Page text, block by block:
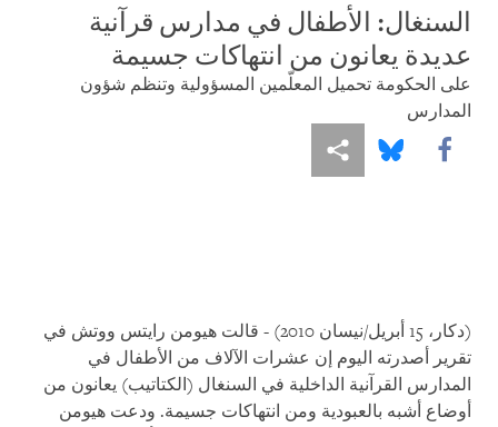
السنغال: الأطفال في مدارس قرآنية
عديدة يعانون من انتهاكات جسيمة
على الحكومة تحميل المعلّمين المسؤولية وتنظم شؤون
المدارس
Share this via Facebook
Share this via Bluesky
Share this via مشاركة
(دكار، 15 أبريل/نيسان 2010) - قالت هيومن رايتس ووتش في
تقرير أصدرته اليوم إن عشرات الآلاف من الأطفال في
المدارس القرآنية الداخلية في السنغال (الكتاتيب) يعانون من
أوضاع أشبه بالعبودية ومن انتهاكات جسيمة. ودعت هيومن